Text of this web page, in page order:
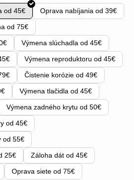
od 45€
Oprava nabíjania od 39€
od 75€
Výmena slúchadla od 45€
Výmena reproduktoru od 45€
Čistenie korózie od 49€
Výmena tlačidla od 45€
Výmena zadného krytu od 50€
od 45€
od 55€
25€ Záloha dát od 45€
Oprava siete od 75€